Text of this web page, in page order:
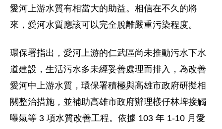
愛河上游水質有相當大的助益。相信在不久的將
來，愛河水質應該可以完全脫離嚴重污染程度。
環保署指出，愛河上游的仁武區尚未推動污水下水
道建設，生活污水多未經妥善處理而排入，為改善
愛河中上游水質，環保署積極與高雄市政府研擬相
關整治措施，並補助高雄市政府辦理檨仔林埤接觸
曝氣等 3 項水質改善工程。依據 103 年 1-10 月愛